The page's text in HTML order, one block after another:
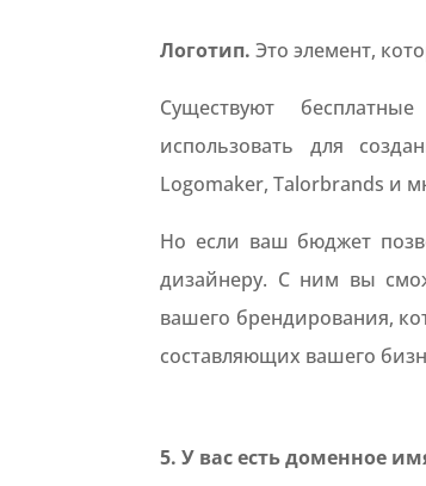
Логотип. Это элемент,
Существуют
использовать для
Logomaker, Talorbrands и
Но если ваш бюджет
дизайнеру. С ним вы
вашего брендирования,
составляющих вашего
5. У вас есть доменное